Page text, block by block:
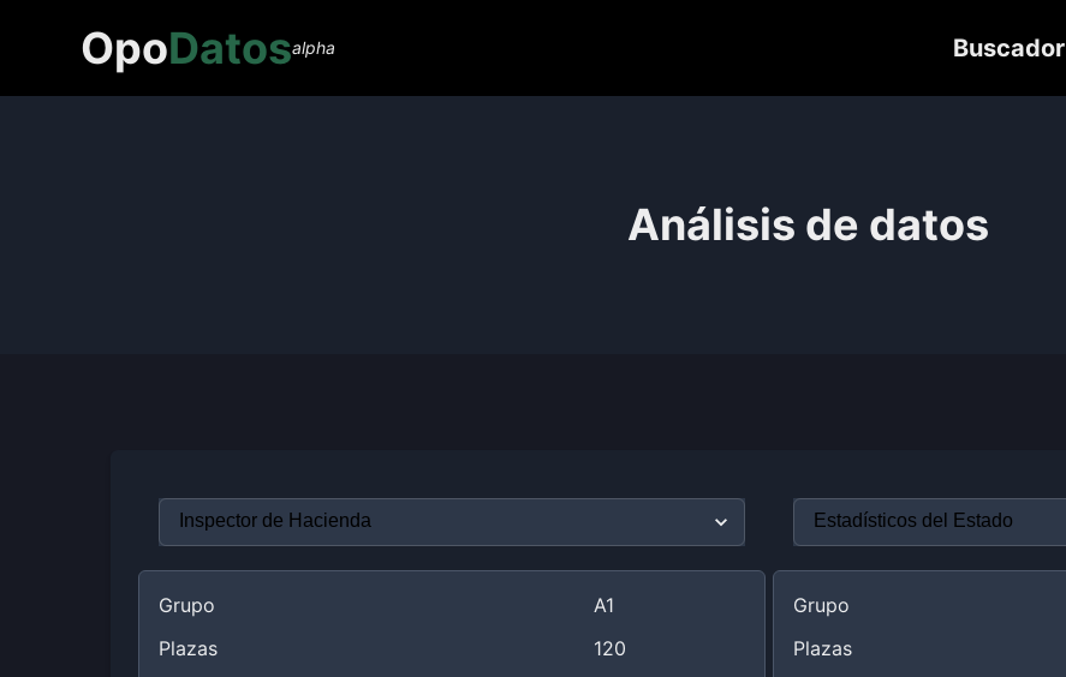
OpoDatosalpha Buscador
Análisis de datos
Grupo
A1
Plazas
120
Grupo
Plazas